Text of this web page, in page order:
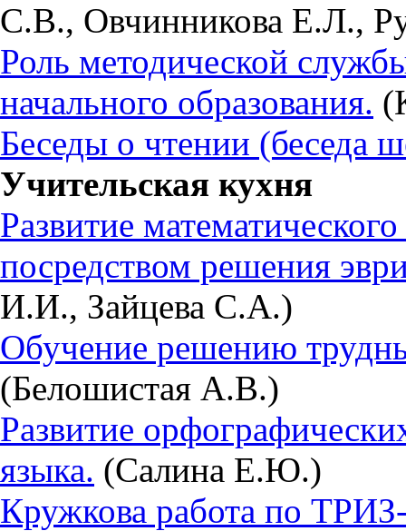
С.В., Овчинникова Е.Л.,
Роль методической
начального образования.
Беседы о чтении (беседа
Учительская кухня
Развитие
посредством решения
И.И., Зайцева С.А.)
Обучение решению
(Белошистая А.В.)
Развитие
языка. (Салина Е.Ю.)
Кружкова работа по